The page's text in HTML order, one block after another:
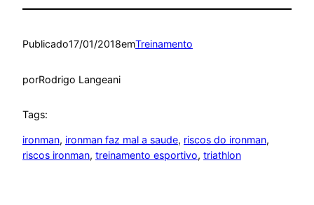
Publicado17/01/2018emTreinamento
porRodrigo Langeani
Tags:
ironman, ironman faz mal a saude, riscos do ironman
riscos ironman, treinamento esportivo, triathlon